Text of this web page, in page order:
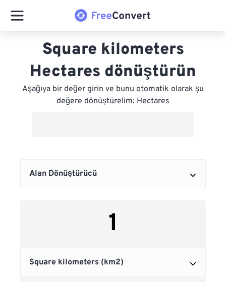
Square kilometers
Hectares dönüştürün
Aşağıya bir değer girin ve bunu otomatik olarak şu
değere dönüştürelim: Hectares